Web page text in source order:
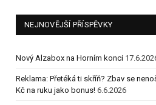
NEJNOVĚJŠÍ PŘÍSPĚVKY
Nový Alzabox na Horním konci
Reklama: Přetéká ti skříň? Zbav se
Kč na ruku jako bonus! 6.6.2026